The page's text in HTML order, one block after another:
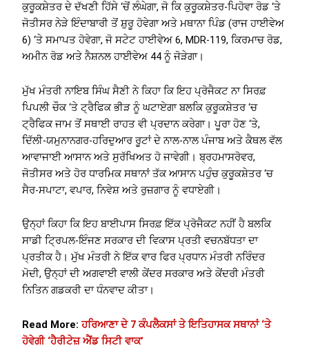
ਕੁਰੂਕਸ਼ੇਤਰ ਦੇ ਦੱਖਣੀ ਹਿੱਸੇ ‘ਚੋਂ ਲੰਘੇਗਾ, ਜੋ ਕਿ ਕੁਰੂਕਸ਼ੇਤਰ-ਪਿਹੋਵਾ ਰੋਡ ‘ਤੇ
ਜੋਤੀਸਰ ਨੇੜੇ ਇੰਦਾਬਾਰੀ ਤੋਂ ਸ਼ੁਰੂ ਹੋਵੇਗਾ ਅਤੇ ਮਥਾਨਾ ਪਿੰਡ (ਰਾਜ ਹਾਈਵੇਅ
6) ‘ਤੇ ਸਮਾਪਤ ਹੋਵੇਗਾ, ਜੋ ਸਟੇਟ ਹਾਈਵੇਅ 6, MDR-119, ਕਿਰਮਾਚ ਰੋਡ,
ਅਮੀਨ ਰੋਡ ਅਤੇ ਨੈਸ਼ਨਲ ਹਾਈਵੇਅ 44 ਨੂੰ ਜੋੜੇਗਾ।
ਮੁੱਖ ਮੰਤਰੀ ਨਾਇਬ ਸਿੰਘ ਸੈਣੀ ਨੇ ਕਿਹਾ ਕਿ ਇਹ ਪ੍ਰੋਜੈਕਟ ਨਾ ਸਿਰਫ਼
ਪਿਪਲੀ ਚੌਕ ‘ਤੇ ਟ੍ਰੈਫਿਕ ਭੀੜ ਨੂੰ ਘਟਾਏਗਾ ਬਲਕਿ ਕੁਰੂਕਸ਼ੇਤਰ ‘ਚ
ਟ੍ਰੈਫਿਕ ਜਾਮ ਤੋਂ ਸਥਾਈ ਰਾਹਤ ਵੀ ਪ੍ਰਦਾਨ ਕਰੇਗਾ। ਪੂਰਾ ਹੋਣ ‘ਤੇ,
ਦਿੱਲੀ-ਯਮੁਨਾਨਗਰ-ਹਰਿਦੁਆਰ ਰੂਟਾਂ ਦੇ ਨਾਲ-ਨਾਲ ਪੰਜਾਬ ਅਤੇ ਕੈਥਲ ਵੱਲ
ਆਵਾਜਾਈ ਆਸਾਨ ਅਤੇ ਸੁਰੱਖਿਅਤ ਹੋ ਜਾਵੇਗੀ। ਬ੍ਰਹਮਾਸਰੋਵਰ,
ਜੋਤੀਸਰ ਅਤੇ ਹੋਰ ਧਾਰਮਿਕ ਸਥਾਨਾਂ ਤੱਕ ਆਸਾਨ ਪਹੁੰਚ ਕੁਰੂਕਸ਼ੇਤਰ ‘ਚ
ਸੈਰ-ਸਪਾਟਾ, ਵਪਾਰ, ਨਿਵੇਸ਼ ਅਤੇ ਰੁਜ਼ਗਾਰ ਨੂੰ ਵਧਾਏਗੀ।
ਉਨ੍ਹਾਂ ਕਿਹਾ ਕਿ ਇਹ ਬਾਈਪਾਸ ਸਿਰਫ਼ ਇੱਕ ਪ੍ਰੋਜੈਕਟ ਨਹੀਂ ਹੈ ਬਲਕਿ
ਸਾਡੀ ਟ੍ਰਿਪਲ-ਇੰਜਣ ਸਰਕਾਰ ਦੀ ਵਿਕਾਸ ਪ੍ਰਤੀ ਵਚਨਬੱਧਤਾ ਦਾ
ਪ੍ਰਤੀਕ ਹੈ। ਮੁੱਖ ਮੰਤਰੀ ਨੇ ਇੱਕ ਵਾਰ ਫਿਰ ਪ੍ਰਧਾਨ ਮੰਤਰੀ ਨਰਿੰਦਰ
ਮੋਦੀ, ਉਨ੍ਹਾਂ ਦੀ ਅਗਵਾਈ ਵਾਲੀ ਕੇਂਦਰ ਸਰਕਾਰ ਅਤੇ ਕੇਂਦਰੀ ਮੰਤਰੀ
ਨਿਤਿਨ ਗਡਕਰੀ ਦਾ ਧੰਨਵਾਦ ਕੀਤਾ।
Read More:ਹਰਿਆਣਾ ਦੇ 7 ਕੰਪਲੈਕਸਾਂ ਤੇ ਇਤਿਹਾਸਕ ਸਥਾਨਾਂ ‘ਤੇ
ਹੋਵੇਗੀ ‘ਹੈਰੀਟੇਜ਼ ਐਂਡ ਸਿਟੀ ਵਾਕ’